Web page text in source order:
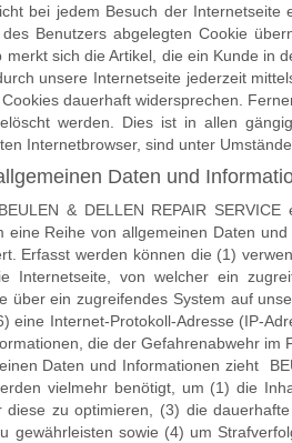
bei jedem Besuch der
Benutzers abgelegten Cookie
merkt sich die Artikel, die ein Kunde in
unsere Internetseite jederzeit
dauerhaft widersprechen.
werden. Dies ist in allen
Internetbrowser, sind unter
Daten und
& DELLEN REPAIR
eine Reihe von allgemeinen Daten
Erfasst werden können die (1)
Internetseite, von welcher ein
über ein zugreifendes System auf
eine Internet-Protokoll-Adresse (IP-
die der Gefahrenabwehr
Daten und Informationen zieht
vielmehr benötigt, um (1) die
zu optimieren, (3) die
gewährleisten sowie (4) um